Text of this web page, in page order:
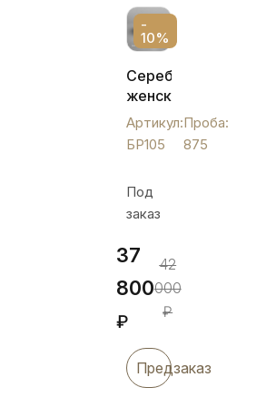
-
10%
Серебряный
женский
браслет
"Глянцевый",
БР105
Артикул:
БР105
Проба:
875
Под
заказ
37
800
₽
42
000
₽
Предзаказ